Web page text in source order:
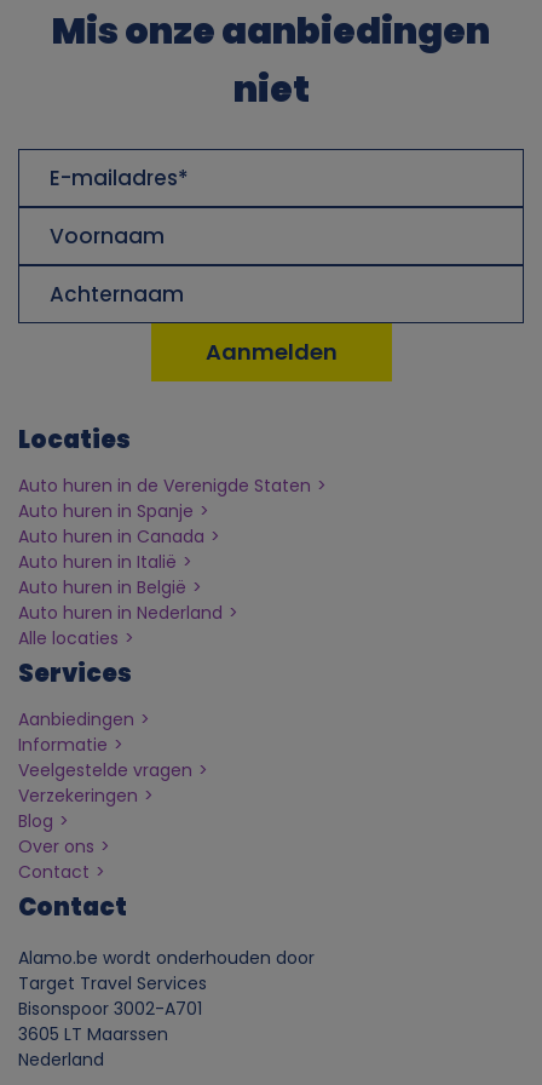
Mis onze aanbiedingen
niet
mailadres
Locaties
Auto huren in de Verenigde Staten
Auto huren in Spanje
Auto huren in Canada
Auto huren in Italië
Auto huren in België
Auto huren in Nederland
Alle locaties
Services
Aanbiedingen
Informatie
Veelgestelde vragen
Verzekeringen
Blog
Over ons
Contact
Contact
Alamo.be wordt onderhouden door
Target Travel Services
Bisonspoor 3002-A701
3605 LT Maarssen
Nederland